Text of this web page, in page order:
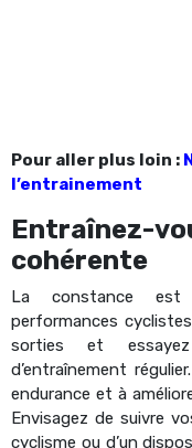
Pour aller plus loin :
l’entrainement
Entraînez-
cohérente
La constance est
performances
sorties et
d’entraînement
endurance et à
Envisagez de suivre
cyclisme ou d’un